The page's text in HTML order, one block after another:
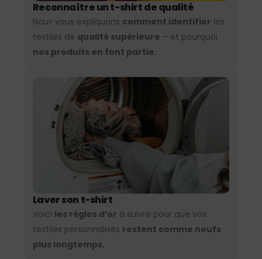
Reconnaître un t-shirt de qualité
Nous vous expliquons comment identifier les
textiles de qualité supérieure – et pourquoi
nos produits en font partie.
Laver son t-shirt
Voici les règles d’or à suivre pour que vos
textiles personnalisés restent comme neufs
plus longtemps.